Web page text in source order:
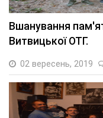
Вшанування
Витвицької ОТГ.
02 вересень, 2019